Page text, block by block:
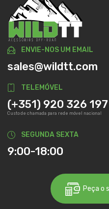
ENVIE-NOS UM EMAIL
sales@wildtt.com
TELEMÓVEL
(+351) 920 326 197
Custo de chamada para rede móvel nacional
SEGUNDA SEXTA
9:00-18:00
Peça o